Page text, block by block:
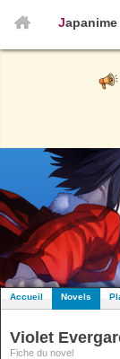
Japanime
Accueil Novels
Violet
Fiche du novel